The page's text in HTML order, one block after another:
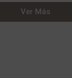
Ver Más